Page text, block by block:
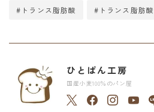
#トランス脂肪酸 #トランス脂肪
ひとぱん工房
国産小麦100％のパン屋